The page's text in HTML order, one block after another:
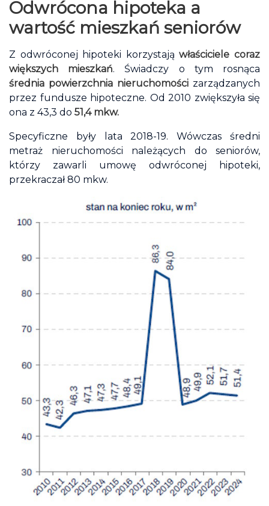
Odwrócona hipoteka a
wartość mieszkań seniorów
Z odwróconej hipoteki korzystająwłaściciele coraz
większych mieszkań. Świadczy o tym rosnąca
średnia powierzchnia nieruchomości zarządzanych
przez fundusze hipoteczne. Od 2010 zwiększyła się
ona z 43,3 do 51,4 mkw.
Specyficzne były lata 2018-19. Wówczas średni
metraż nieruchomości należących do seniorów,
którzy zawarli umowę odwróconej hipoteki,
przekraczał 80 mkw.